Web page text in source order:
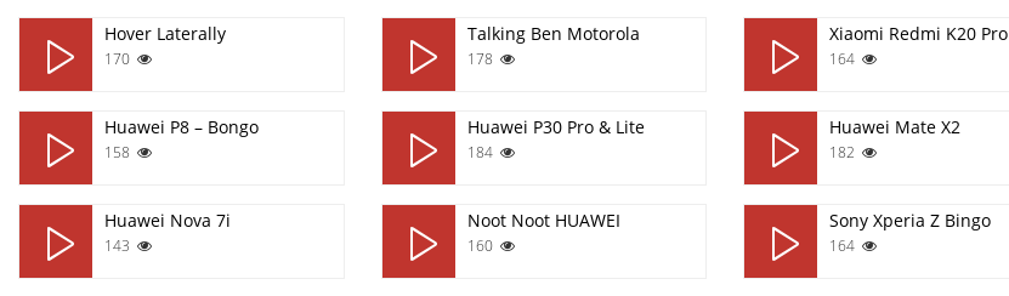
Hover Laterally
170
Talking Ben Motorola
178
Xiaomi Redmi K20 Pro
164
Huawei P8 – Bongo
158
Huawei P30 Pro & Lite
184
Huawei Mate X2
182
Huawei Nova 7i
143
Noot Noot HUAWEI
160
Sony Xperia Z Bingo
164